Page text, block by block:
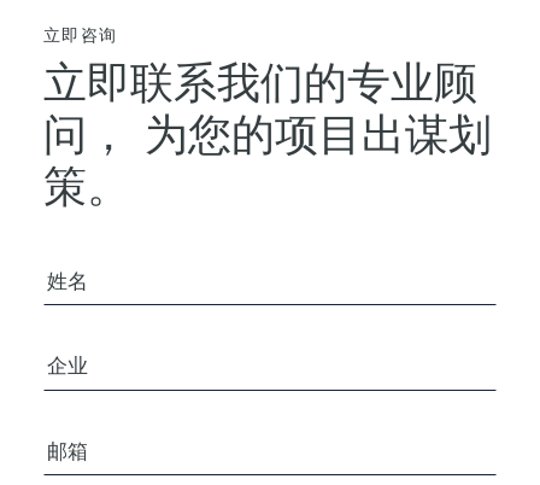
立即咨询
立即联系我们的专业顾
问，
为您的项目出谋划
策。
您的姓名
公司/组织
电子邮箱